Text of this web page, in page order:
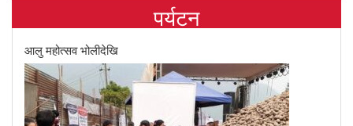
पर्यटन
आलु महोत्सव भोलीदेखि